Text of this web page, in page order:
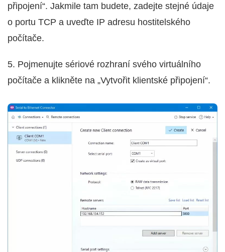
připojení“. Jakmile tam budete, zadejte stejné údaje
o portu TCP a uveďte IP adresu hostitelského
počítače.
5. Pojmenujte sériové rozhraní svého virtuálního
počítače a klikněte na „Vytvořit klientské připojení“.